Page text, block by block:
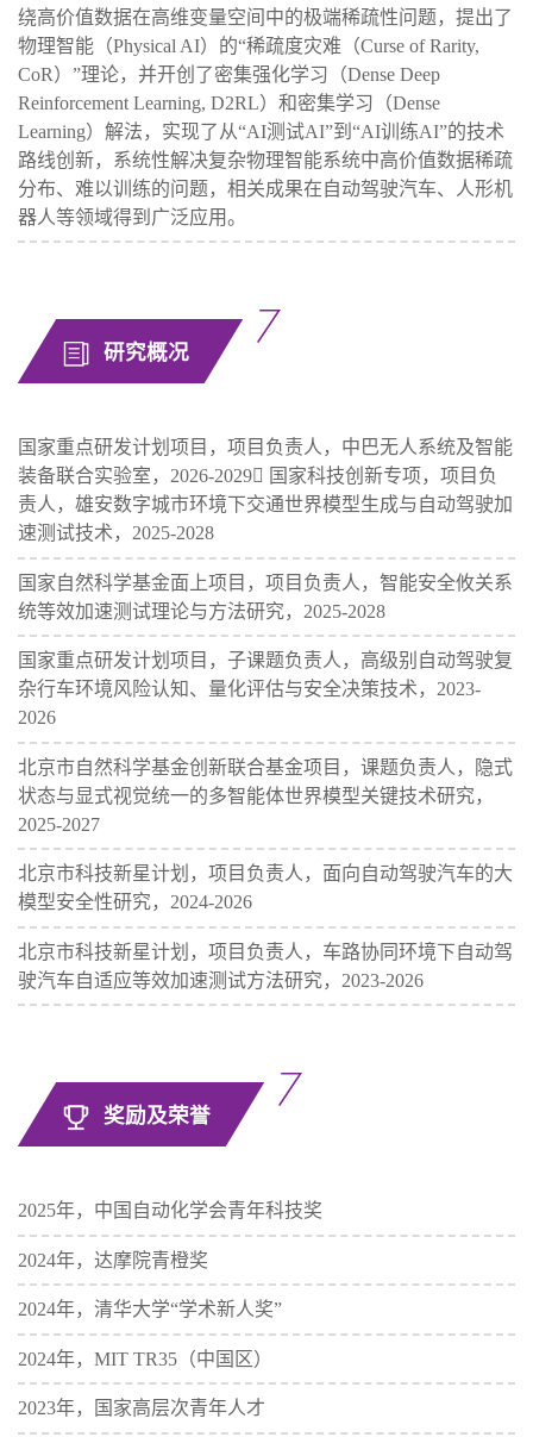
绕高价值数据在高维变量空间中的极端稀疏性问题，提出了
物理智能（Physical AI）的“稀疏度灾难（Curse of Rarity,
CoR）”理论，并开创了密集强化学习（Dense Deep
Reinforcement Learning, D2RL）和密集学习（Dense
Learning）解法，实现了从“AI测试AI”到“AI训练AI”的技术
路线创新，系统性解决复杂物理智能系统中高价值数据稀疏
分布、难以训练的问题，相关成果在自动驾驶汽车、人形机
器人等领域得到广泛应用。
研究概况
国家重点研发计划项目，项目负责人，中巴无人系统及智能
装备联合实验室，2026-2029￿ 国家科技创新专项，项目负
责人，雄安数字城市环境下交通世界模型生成与自动驾驶加
速测试技术，2025-2028
国家自然科学基金面上项目，项目负责人，智能安全攸关系
统等效加速测试理论与方法研究，2025-2028
国家重点研发计划项目，子课题负责人，高级别自动驾驶复
杂行车环境风险认知、量化评估与安全决策技术，2023-
2026
北京市自然科学基金创新联合基金项目，课题负责人，隐式
状态与显式视觉统一的多智能体世界模型关键技术研究，
2025-2027
北京市科技新星计划，项目负责人，面向自动驾驶汽车的大
模型安全性研究，2024-2026
北京市科技新星计划，项目负责人，车路协同环境下自动驾
驶汽车自适应等效加速测试方法研究，2023-2026
奖励及荣誉
2025年，中国自动化学会青年科技奖
2024年，达摩院青橙奖
2024年，清华大学“学术新人奖”
2024年，MIT TR35（中国区）
2023年，国家高层次青年人才